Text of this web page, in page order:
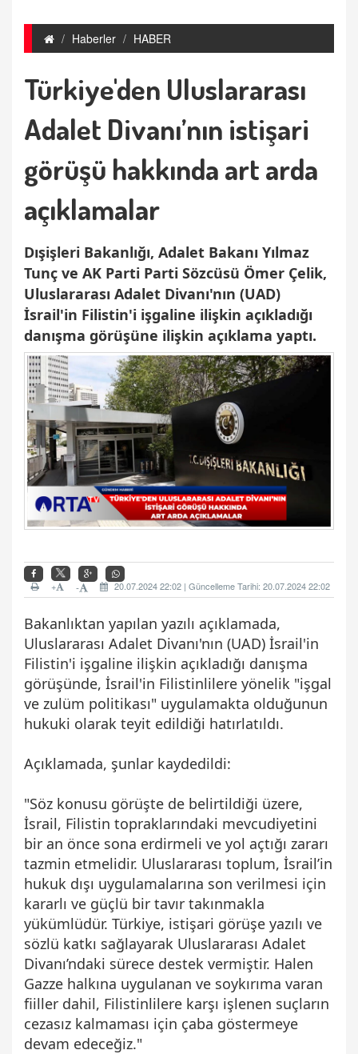
Haberler HABER
Türkiye'den Uluslararası
Adalet Divanı’nın istişari
görüşü hakkında art arda
açıklamalar
Dışişleri Bakanlığı, Adalet Bakanı Yılmaz
Tunç ve AK Parti Parti Sözcüsü Ömer Çelik,
Uluslararası Adalet Divanı'nın (UAD)
İsrail'in Filistin'i işgaline ilişkin açıkladığı
danışma görüşüne ilişkin açıklama yaptı.
20.07.2024 22:02 | Güncelleme Tarihi: 20.07.2024 22:02
-
+
Bakanlıktan yapılan yazılı açıklamada,
Uluslararası Adalet Divanı'nın (UAD) İsrail'in
Filistin'i işgaline ilişkin açıkladığı danışma
görüşünde, İsrail'in Filistinlilere yönelik "işgal
ve zulüm politikası" uygulamakta olduğunun
hukuki olarak teyit edildiği hatırlatıldı.
Açıklamada, şunlar kaydedildi:
"Söz konusu görüşte de belirtildiği üzere,
İsrail, Filistin topraklarındaki mevcudiyetini
bir an önce sona erdirmeli ve yol açtığı zararı
tazmin etmelidir. Uluslararası toplum, İsrail’in
hukuk dışı uygulamalarına son verilmesi için
kararlı ve güçlü bir tavır takınmakla
yükümlüdür. Türkiye, istişari görüşe yazılı ve
sözlü katkı sağlayarak Uluslararası Adalet
Divanı’ndaki sürece destek vermiştir. Halen
Gazze halkına uygulanan ve soykırıma varan
fiiller dahil, Filistinlilere karşı işlenen suçların
cezasız kalmaması için çaba göstermeye
devam edeceğiz."